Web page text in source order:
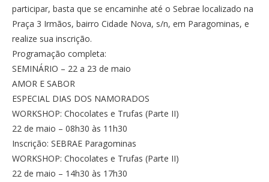
participar, basta que se encaminhe até o Sebrae localizado na
Praça 3 Irmãos, bairro Cidade Nova, s/n, em Paragominas, e
realize sua inscrição.
Programação completa:
SEMINÁRIO – 22 a 23 de maio
AMOR E SABOR
ESPECIAL DIAS DOS NAMORADOS
WORKSHOP: Chocolates e Trufas (Parte II)
22 de maio – 08h30 às 11h30
Inscrição: SEBRAE Paragominas
WORKSHOP: Chocolates e Trufas (Parte II)
22 de maio – 14h30 às 17h30